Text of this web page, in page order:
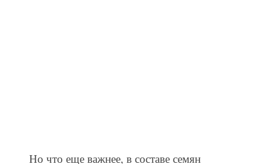
Но что еще важнее, в составе семян